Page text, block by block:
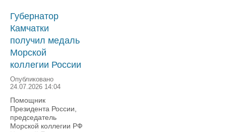
Губернатор
Камчатки
получил медаль
Морской
коллегии России
Опубликовано
24.07.2026 14:04
Помощник
Президента России,
председатель
Морской коллегии РФ